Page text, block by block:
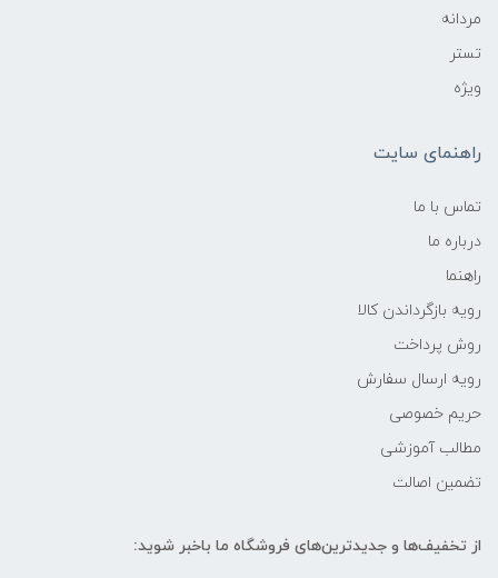
مردانه
تستر
ویژه
راهنمای سایت
تماس با ما
درباره ما
راهنما
رویه‌ بازگرداندن کالا
روش پرداخت
رویه ارسال سفارش
حریم خصوصی
مطالب آموزشی
تضمین اصالت
از تخفیف‌ها و جدیدترین‌های فروشگاه ما باخبر شوید: